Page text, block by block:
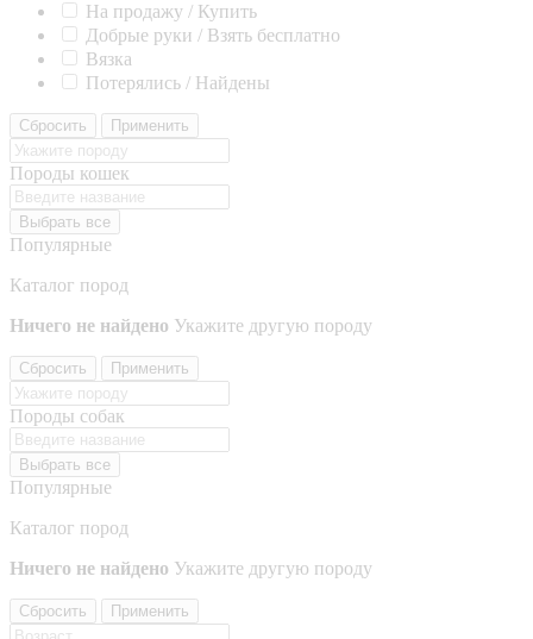
На продажу / Купить
Добрые руки / Взять бесплатно
Вязка
Потерялись / Найдены
Сбросить Применить
Породы кошек
Выбрать все
Популярные
Каталог пород
Ничего не найдено Укажите другую породу
Сбросить Применить
Породы собак
Выбрать все
Популярные
Каталог пород
Ничего не найдено Укажите другую породу
Сбросить Применить